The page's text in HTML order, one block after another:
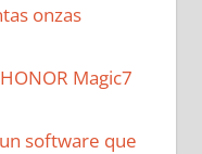
onzas
Magic7
software que